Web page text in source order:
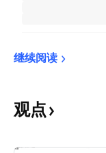
继续阅读
观点